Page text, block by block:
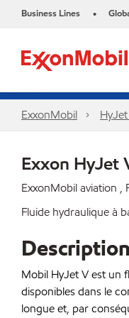
Business Lines •
ExxonMobil
Exxon HyJet
ExxonMobil aviation ,
Fluide hydraulique à
Mobil HyJet V est un
disponibles dans le
longue et, par